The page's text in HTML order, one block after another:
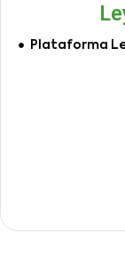
Plataforma